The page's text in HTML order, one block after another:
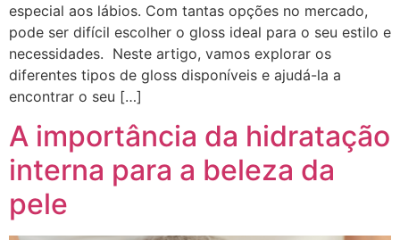
especial aos lábios. Com tantas opções no mercado,
pode ser difícil escolher o gloss ideal para o seu estilo e
necessidades. Neste artigo, vamos explorar os
diferentes tipos de gloss disponíveis e ajudá-la a
encontrar o seu […]
A importância da hidratação
interna para a beleza da
pele